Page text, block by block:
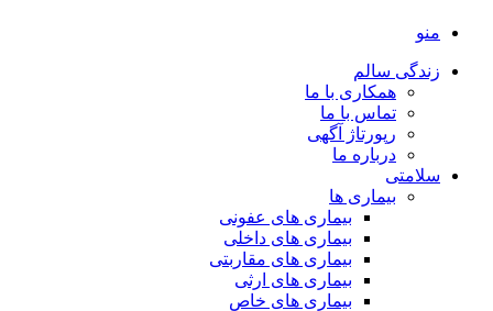
منو
زندگی سالم
همکاری با ما
تماس با ما
رپورتاژ آگهی
درباره ما
سلامتی
بیماری ها
بیماری های عفونی
بیماری های داخلی
بیماری های مقاربتی
بیماری های ارثی
بیماری های خاص